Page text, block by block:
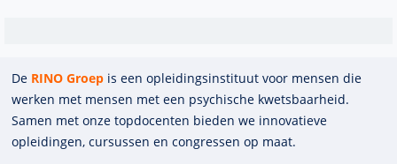
De RINO Groep is een opleidings­insti­tuut voor mensen die
werken met mensen met een psychische kwets­baar­heid.
Samen met onze top­docenten bieden we innova­tieve
opleidingen, cursussen en congres­sen op maat.